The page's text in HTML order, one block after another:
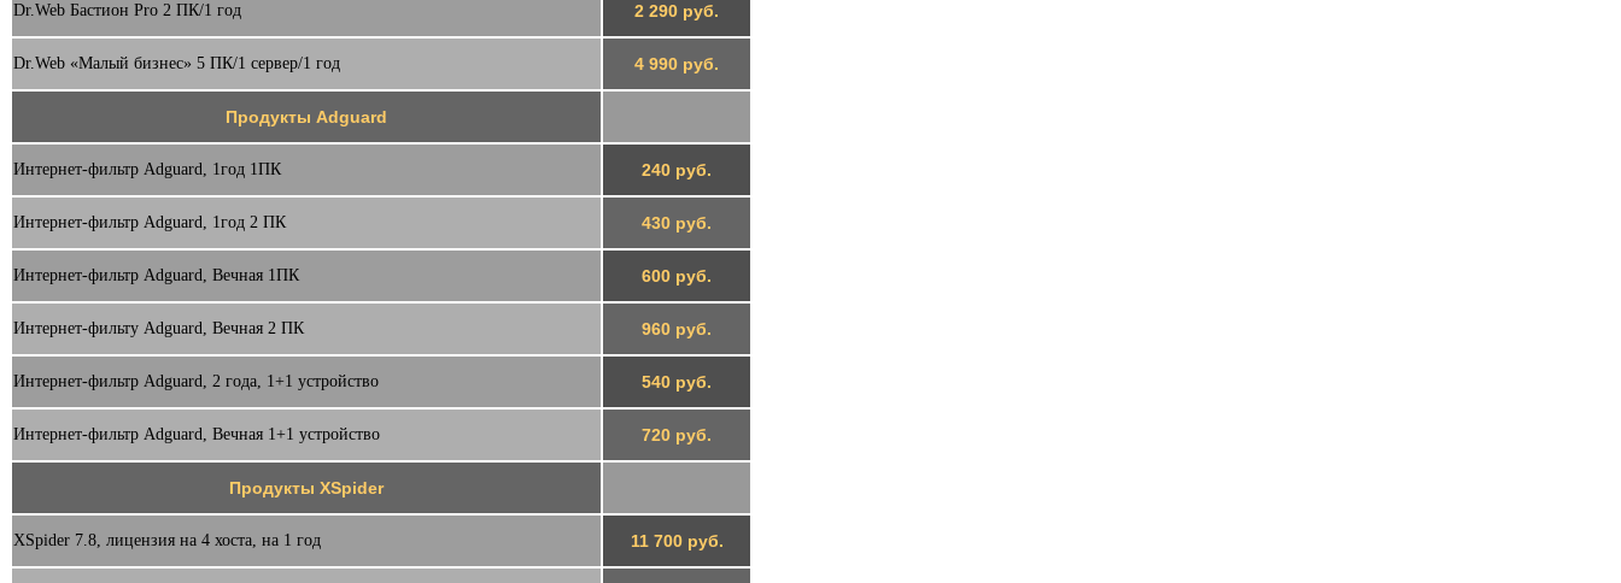
Dr.Web Бастион Pro 2 ПК/1 год 2 290 руб.
Dr.Web «Малый бизнес» 5 ПК/1 сервер/1 год 4 990 руб.
Продукты Adguard
Интернет-фильтр Adguard, 1год 1ПК 240 руб.
Интернет-фильтр Adguard, 1год 2 ПК 430 руб.
Интернет-фильтр Adguard, Вечная 1ПК 600 руб.
Интернет-фильту Adguard, Вечная 2 ПК 960 руб.
Интернет-фильтр Adguard, 2 года, 1+1 устройство 540 руб.
Интернет-фильтр Adguard, Вечная 1+1 устройство 720 руб.
Продукты XSpider
XSpider 7.8, лицензия на 4 хоста, на 1 год 11 700 руб.